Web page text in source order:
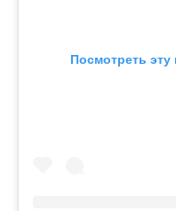
Посмотреть